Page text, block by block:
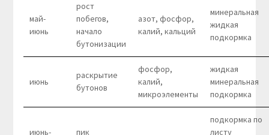
май-
июнь
рост
побегов,
начало
бутонизации
азот, фосфор,
калий, кальций
минеральная
жидкая
подкормка
июнь
раскрытие
бутонов
фосфор,
калий,
микроэлементы
жидкая
минеральная
подкормка
июнь-
пик
подкормка по
листу